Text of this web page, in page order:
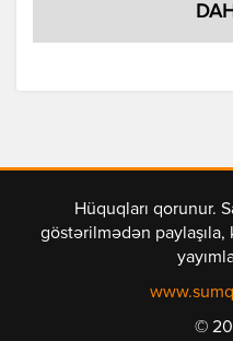
Hüquqları qorunur.
göstərilmədən
©